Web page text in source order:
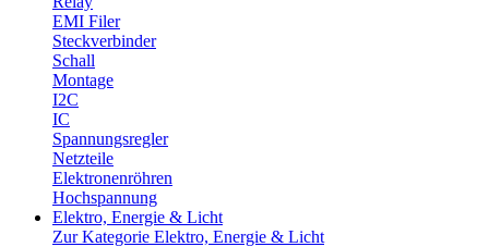
EMI Filer
Steckverbinder
Schall
Montage
I2C
IC
Spannungsregler
Netzteile
Elektronenröhren
Hochspannung
Elektro, Energie & Licht
Zur Kategorie Elektro, Energie & Licht